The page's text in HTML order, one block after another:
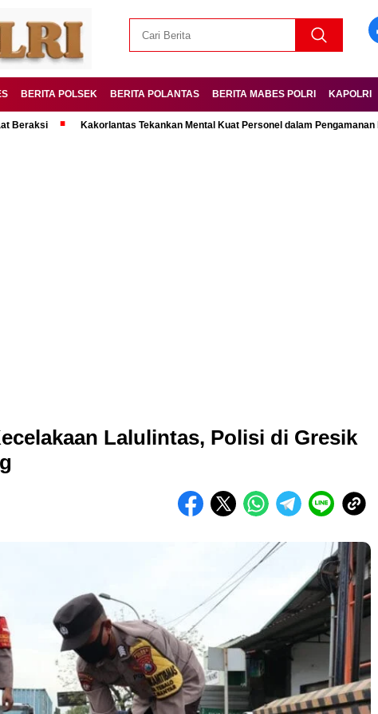
BERITA POLSEK BERITA POLANTAS BERITA MABES POLRI KAPOLRI
Kakorlantas Tekankan Mental Kuat Personel dalam Pengamanan Mudik
Lalulintas, Polisi di Gresik